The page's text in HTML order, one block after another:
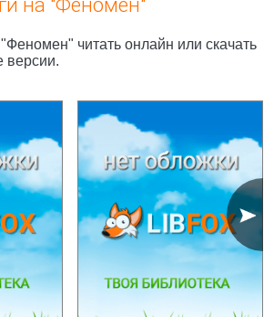
на "Феномен"
читать онлайн или скачать
версии.